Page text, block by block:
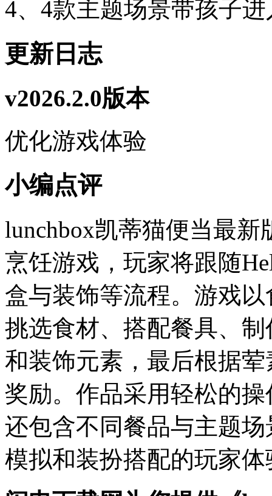
4、4款主题场景带孩子
更新日志
v2026.2.0版本
优化游戏体验
小编点评
lunchbox凯蒂猫便当最
烹饪游戏，玩家将跟随
盒与装饰等流程。游戏
挑选食材、搭配餐具、
和装饰元素，最后根据
奖励。作品采用轻松的
还包含不同餐品与主题
模拟和装扮搭配的玩家体